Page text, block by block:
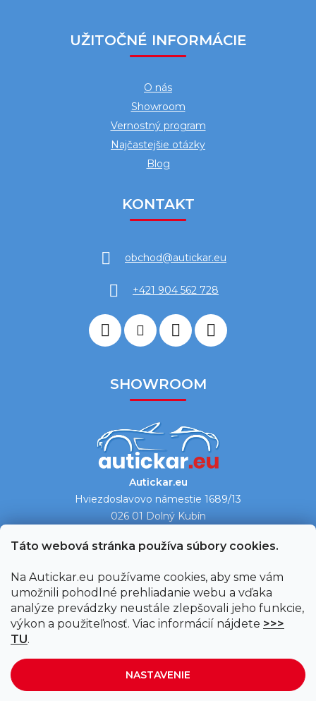
Táto webová stránka používa súbory cookies.
Na Autickar.eu používame cookies, aby sme vám
umožnili pohodlné prehliadanie webu a vďaka
analýze prevádzky neustále zlepšovali jeho funkcie,
výkon a použiteľnosť. Viac informácií nájdete >>>
TU.
NASTAVENIE
UŽITOČNÉ INFORMÁCIE
O nás
Showroom
Vernostný program
Najčastejšie otázky
Blog
KONTAKT
obchod@autickar.eu
+421 904 562 728
SHOWROOM
Autickar.eu
Hviezdoslavovo námestie 1689/13
026 01 Dolný Kubín
Ukázať na mape →